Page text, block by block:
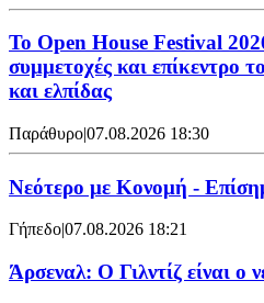
Το Open House Festival 2026
συμμετοχές και επίκεντρο
και ελπίδας
Παράθυρο|07.08.2026 18:30
Νεότερο με Κονομή -
Γήπεδο|07.08.2026 18:21
Άρσεναλ: Ο Γιλντίζ είναι ο